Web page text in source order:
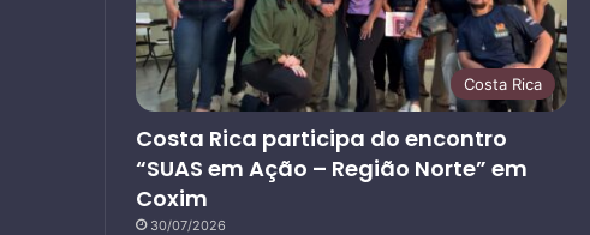
Costa Rica
Costa Rica participa do encontro
“SUAS em Ação – Região Norte” em
Coxim
30/07/2026